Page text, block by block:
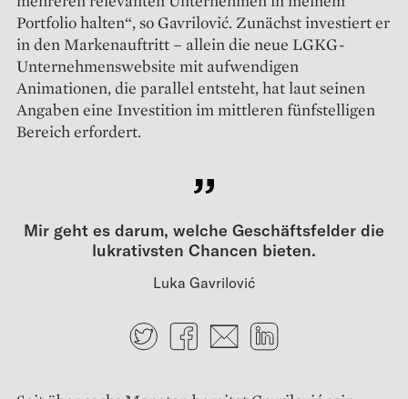
Portfolio halten“, so Gavrilović. Zunächst investiert er
in den Markenauftritt – allein die neue LGKG-
Unternehmenswebsite mit aufwendigen
Animationen, die parallel entsteht, hat laut seinen
Angaben eine Investition im mittleren fünfstelligen
Bereich erfordert.
Mir geht es darum, welche Geschäfts­felder die
lukrativsten Chancen bieten.
Luka Gavrilović
TwitterFacebook
E-mail